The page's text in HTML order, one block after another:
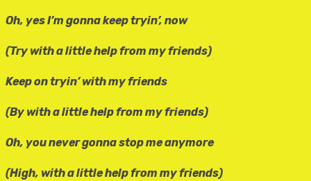
Oh, yes I’m gonna keep tryin’, now
(Try with a little help from my friends)
Keep on tryin’ with my friends
(By with a little help from my friends)
Oh, you never gonna stop me anymore
(High, with a little help from my friends)